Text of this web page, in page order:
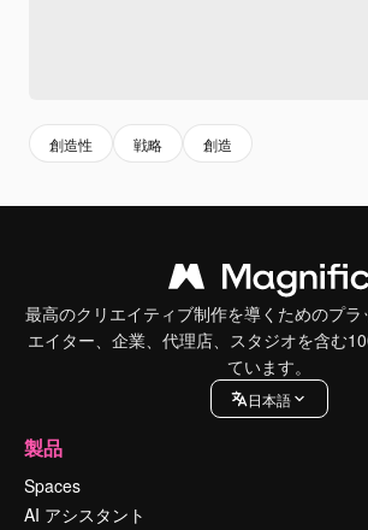
創造性 戦略 創造
最高のクリエイティブ制作を導くためのプラ
エイター、企業、代理店、スタジオを含む
ています。
日本語
製品
Spaces
AI アシスタント